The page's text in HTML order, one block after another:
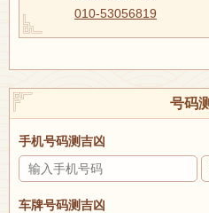
010-53056819
号码
手机号码测吉凶
车牌号码测吉凶